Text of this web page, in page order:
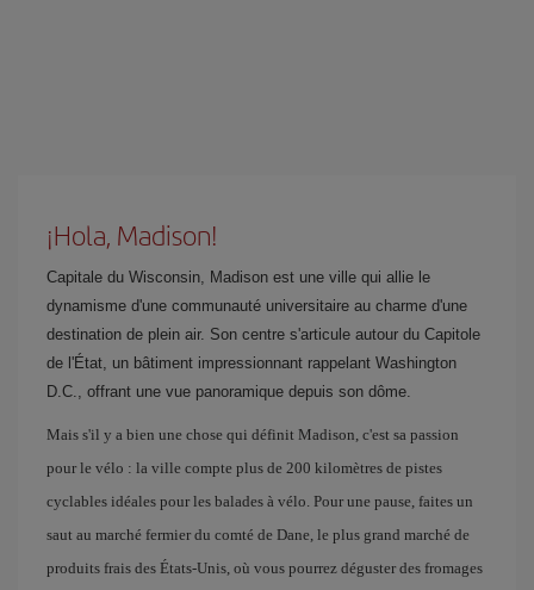
¡Hola, Madison!
Capitale du Wisconsin, Madison est une ville qui allie le
dynamisme d'une communauté universitaire au charme d'une
destination de plein air. Son centre s'articule autour du Capitole
de l'État, un bâtiment impressionnant rappelant Washington
D.C., offrant une vue panoramique depuis son dôme.
Mais s'il y a bien une chose qui définit Madison, c'est sa passion
pour le vélo : la ville compte plus de 200 kilomètres de pistes
cyclables idéales pour les balades à vélo. Pour une pause, faites un
saut au marché fermier du comté de Dane, le plus grand marché de
produits frais des États-Unis, où vous pourrez déguster des fromages